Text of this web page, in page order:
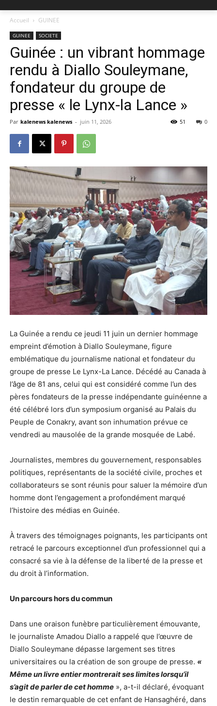
Accueil GUINEE
GUINEE SOCIETE
Guinée : un vibrant hommage
rendu à Diallo Souleymane,
fondateur du groupe de
presse « le Lynx-la Lance »
Par kalenews kalenews - juin 11, 2026 0
51
La Guinée a rendu ce jeudi 11 juin un dernier hommage
empreint d’émotion à Diallo Souleymane, figure
emblématique du journalisme national et fondateur du
groupe de presse Le Lynx-La Lance. Décédé au Canada à
l’âge de 81 ans, celui qui est considéré comme l’un des
pères fondateurs de la presse indépendante guinéenne a
été célébré lors d’un symposium organisé au Palais du
Peuple de Conakry, avant son inhumation prévue ce
vendredi au mausolée de la grande mosquée de Labé.
Journalistes, membres du gouvernement, responsables
politiques, représentants de la société civile, proches et
collaborateurs se sont réunis pour saluer la mémoire d’un
homme dont l’engagement a profondément marqué
l’histoire des médias en Guinée.
À travers des témoignages poignants, les participants ont
retracé le parcours exceptionnel d’un professionnel qui a
consacré sa vie à la défense de la liberté de la presse et
du droit à l’information.
Un parcours hors du commun
Dans une oraison funèbre particulièrement émouvante,
le journaliste Amadou Diallo a rappelé que l’œuvre de
Diallo Souleymane dépasse largement ses titres
universitaires ou la création de son groupe de presse. «
Même un livre entier montrerait ses limites lorsqu’il
s’agit de parler de cet homme », a-t-il déclaré, évoquant
le destin remarquable de cet enfant de Hansaghéré, dans